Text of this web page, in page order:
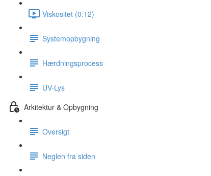
Viskositet (0:12)
Systemopbygning
Hærdningsprocess
UV-Lys
Arkitektur & Opbygning
Oversigt
Neglen fra siden